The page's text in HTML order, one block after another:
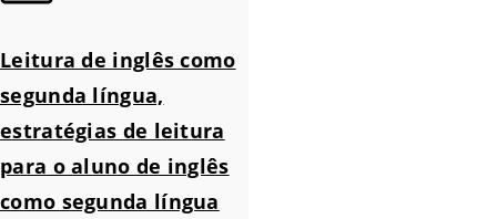
Leitura de inglês como
segunda língua,
estratégias de leitura
para o aluno de inglês
como segunda língua